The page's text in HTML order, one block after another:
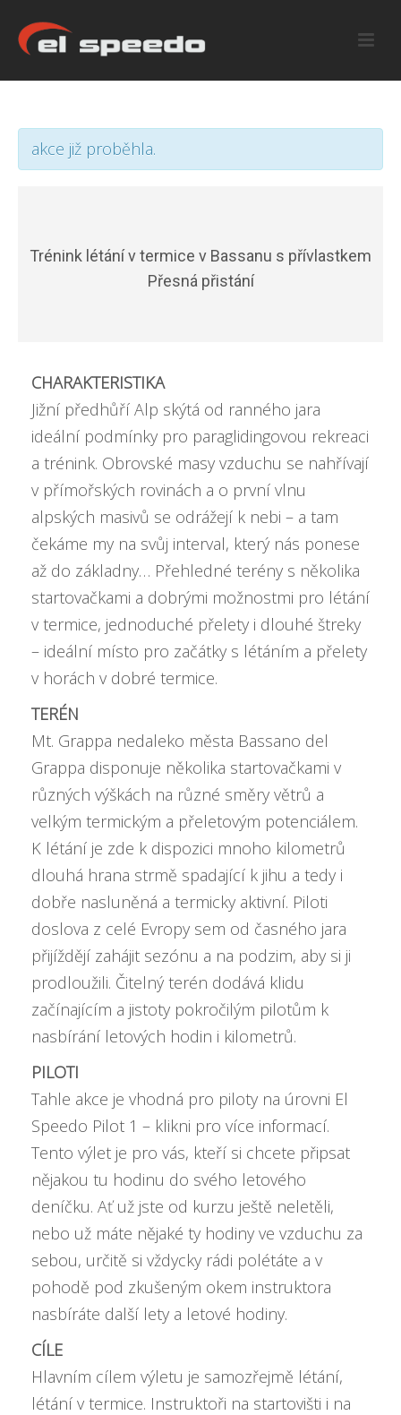
akce již proběhla.
Trénink létání v termice v Bassanu s přívlastkem
Přesná přistání
CHARAKTERISTIKA
Jižní předhůří Alp skýtá od ranného jara
ideální podmínky pro paraglidingovou rekreaci
a trénink. Obrovské masy vzduchu se nahřívají
v přímořských rovinách a o první vlnu
alpských masivů se odrážejí k nebi – a tam
čekáme my na svůj interval, který nás ponese
až do základny… Přehledné terény s několika
startovačkami a dobrými možnostmi pro létání
v termice, jednoduché přelety i dlouhé štreky
– ideální místo pro začátky s létáním a přelety
v horách v dobré termice.
TERÉN
Mt. Grappa nedaleko města Bassano del
Grappa disponuje několika startovačkami v
různých výškách na různé směry větrů a
velkým termickým a přeletovým potenciálem.
K létání je zde k dispozici mnoho kilometrů
dlouhá hrana strmě spadající k jihu a tedy i
dobře nasluněná a termicky aktivní. Piloti
doslova z celé Evropy sem od časného jara
přijíždějí zahájit sezónu a na podzim, aby si ji
prodloužili. Čitelný terén dodává klidu
začínajícím a jistoty pokročilým pilotům k
nasbírání letových hodin i kilometrů.
PILOTI
Tahle akce je vhodná pro piloty na úrovni El
Speedo Pilot 1 – klikni pro více informací.
Tento výlet je pro vás, kteří si chcete připsat
nějakou tu hodinu do svého letového
deníčku. Ať už jste od kurzu ještě neletěli,
nebo už máte nějaké ty hodiny ve vzduchu za
sebou, určitě si vždycky rádi polétáte a v
pohodě pod zkušeným okem instruktora
nasbíráte další lety a letové hodiny.
CÍLE
Hlavním cílem výletu je samozřejmě létání,
létání v termice. Instruktoři na startovišti i na